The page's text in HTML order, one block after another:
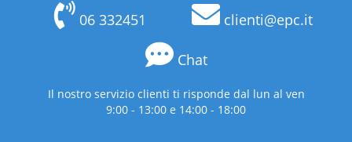
06 332451 clienti@epc.it
Chat
Il nostro servizio clienti ti risponde dal lun al ven
9:00 - 13:00 e 14:00 - 18:00